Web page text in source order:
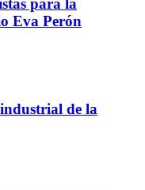
Eva Perón
de la